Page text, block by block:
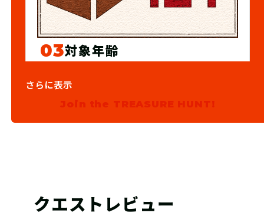
03対象年齢
12歳以上
さらに表示
Join the TREASURE HUNT!
クエストレビュー